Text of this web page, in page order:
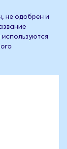
не одобрен и